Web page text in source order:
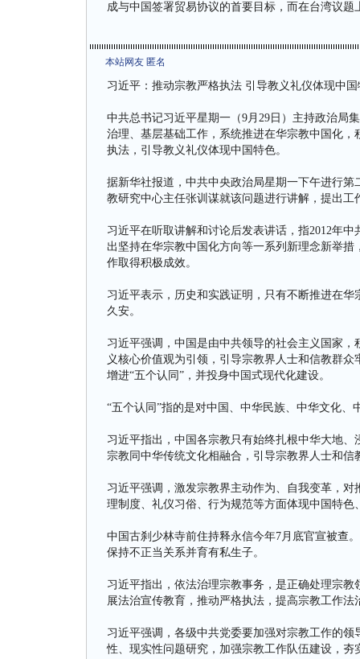
成与中国签署贸易协议的首要目标，而在台湾议题
本站网友 匿名
习近平：推动宗教严格执法 引导教义礼仪体现中国
中共总书记习近平星期一（9月29日）主持政治局
治理、基层基础工作，系统推进在华宗教中国化
执法，引导教义礼仪体现中国特色。
据新华社报道，中共中央政治局星期一下午进行
教研究中心主任张训谋就该问题进行讲解，提出工
习近平在听取讲解和讨论后发表讲话，指2012年
出坚持在华宗教中国化方向等一系列新理念新举
作取得积极成效。
习近平表示，历史和实践证明，只有不断推进在
久安。
习近平强调，中国是由中共领导的社会主义国家
义核心价值观为引领，引导宗教界人士和信教群
增进“五个认同”，并投身中国式现代化建设。
“五个认同”指的是对中国、中华民族、中华文化、
习近平指出，中国各宗教只有始终扎根中华大地
宗教同中华传统文化相融合，引导宗教界人士和信
习近平强调，激发宗教界主动作为、自我变革，
理制度、礼仪习俗、行为规范等方面体现中国特
中国古刹少林寺前住持释永信今年7月底官宣被查
保持不正当关系并育有私生子。
习近平指出，依法治理宗教事务，是正确处理宗
展法治宣传教育，推动严格执法，提高宗教工作法
习近平强调，各级中共党委要加强对宗教工作的
性、现实性问题研究，加强宗教工作队伍建设，